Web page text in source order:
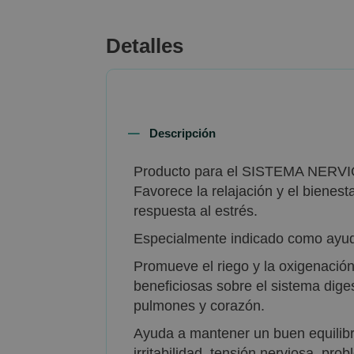
Detalles
Descripción
Producto para el SISTEMA
Favorece la relajación y el
respuesta al estrés.
Especialmente indicado como
Promueve el riego y la
beneficiosas sobre el sistema
pulmones y corazón.
Ayuda a mantener un buen